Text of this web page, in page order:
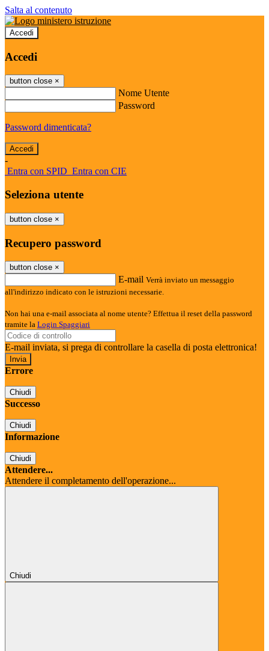
Salta al contenuto
Accedi
Accedi
button close ×
Nome Utente
Password
Password dimenticata?
-
Entra con SPID Entra con CIE
Seleziona utente
button close ×
Recupero password
button close ×
E-mail Verrà inviato un messaggio
all'indirizzo indicato con le istruzioni necessarie.
Non hai una e-mail associata al nome utente? Effettua il reset della password
tramite la Login Spaggiari
E-mail inviata, si prega di controllare la casella di posta elettronica!
Errore
Chiudi
Successo
Chiudi
Informazione
Chiudi
Attendere...
Attendere il completamento dell'operazione...
Chiudi